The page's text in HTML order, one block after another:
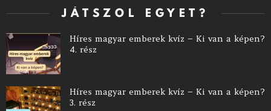
JÁTSZOL EGYET?
Híres magyar emberek kvíz – Ki van a képen?
4. rész
Híres magyar emberek kvíz – Ki van a képen?
3. rész